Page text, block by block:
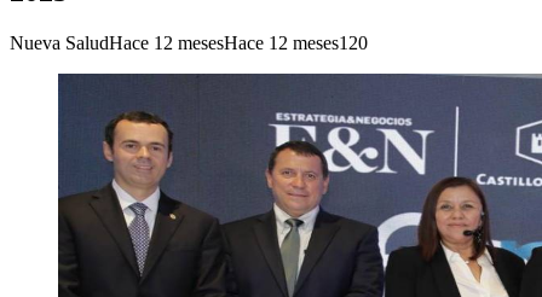
Nueva SaludHace 12 mesesHace 12 meses120